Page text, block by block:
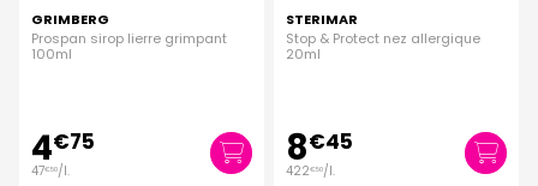
GRIMBERG
Prospan sirop lierre grimpant
100ml
4€75
47€50/l.
STERIMAR
Stop & Protect nez allergique
20ml
8€45
422€50/l.